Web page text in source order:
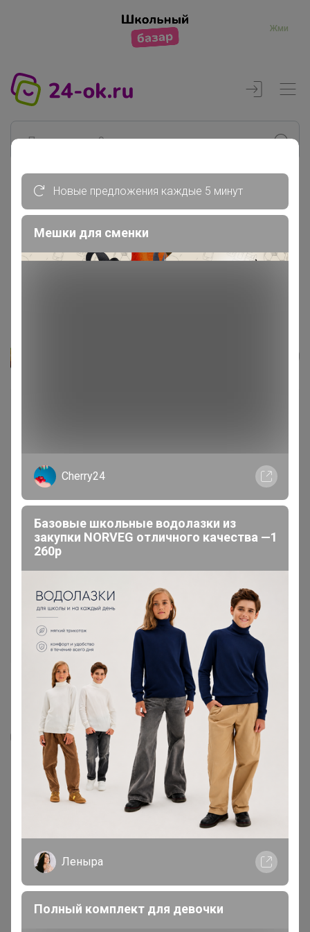
Жми
Реклама
Тип-Топ
5
ПЛАТЬЕ "АНИТА" ДЛЯ БЕРЕМЕННЫХ И
КОРМЯЩИХ БУТЫЛОЧНЫЙ
Орг.
Уже находится у организатора
Новые предложения каждые 5 минут
Мешки для сменки
Cherry24
Базовые школьные водолазки из
закупки NORVEG отличного качества —1
260р
Леныра
Полный комплект для девочки